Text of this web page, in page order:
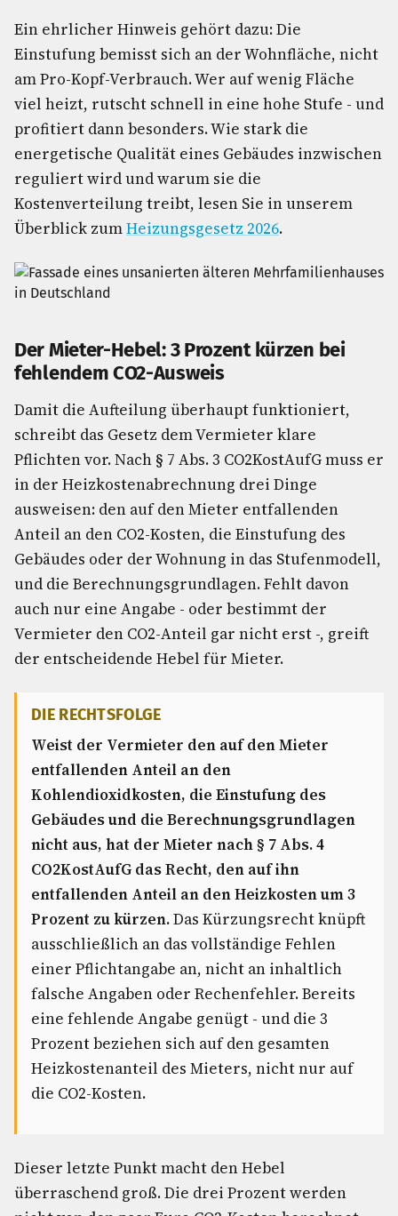
Ein ehrlicher Hinweis gehört dazu: Die
Einstufung bemisst sich an der Wohnfläche, nicht
am Pro-Kopf-Verbrauch. Wer auf wenig Fläche
viel heizt, rutscht schnell in eine hohe Stufe - und
profitiert dann besonders. Wie stark die
energetische Qualität eines Gebäudes inzwischen
reguliert wird und warum sie die
Kostenverteilung treibt, lesen Sie in unserem
Überblick zumHeizungsgesetz 2026.
Der Mieter-Hebel: 3 Prozent kürzen bei
fehlendem CO2-Ausweis
Damit die Aufteilung überhaupt funktioniert,
schreibt das Gesetz dem Vermieter klare
Pflichten vor. Nach § 7 Abs. 3 CO2KostAufG muss er
in der Heizkostenabrechnung drei Dinge
ausweisen: den auf den Mieter entfallenden
Anteil an den CO2-Kosten, die Einstufung des
Gebäudes oder der Wohnung in das Stufenmodell,
und die Berechnungsgrundlagen. Fehlt davon
auch nur eine Angabe - oder bestimmt der
Vermieter den CO2-Anteil gar nicht erst -, greift
der entscheidende Hebel für Mieter.
DIE RECHTSFOLGE
Weist der Vermieter den auf den Mieter
entfallenden Anteil an den
Kohlendioxidkosten, die Einstufung des
Gebäudes und die Berechnungsgrundlagen
nicht aus, hat der Mieter nach § 7 Abs. 4
CO2KostAufG das Recht, den auf ihn
entfallenden Anteil an den Heizkosten um 3
Prozent zu kürzen.Das Kürzungsrecht knüpft
ausschließlich an das vollständige Fehlen
einer Pflichtangabe an, nicht an inhaltlich
falsche Angaben oder Rechenfehler. Bereits
eine fehlende Angabe genügt - und die 3
Prozent beziehen sich auf den gesamten
Heizkostenanteil des Mieters, nicht nur auf
die CO2-Kosten.
Dieser letzte Punkt macht den Hebel
überraschend groß. Die drei Prozent werden